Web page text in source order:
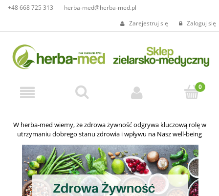
+48 668 725 313
herba-med@herba-med.pl
Zarejestruj się
Zaloguj się
W herba-med wiemy, że zdrowa żywność odgrywa kluczową rolę w
utrzymaniu dobrego stanu zdrowia i wpływu na Nasz well-being